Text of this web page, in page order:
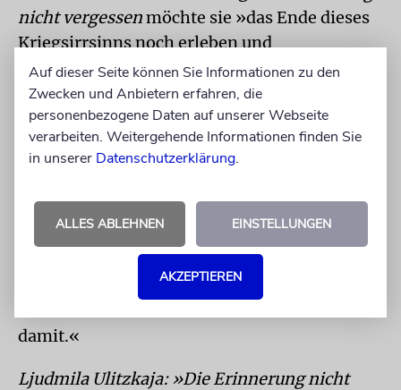
nicht vergessenmöchte sie »das Ende dieses
Kriegsirrsinns noch erleben und
zurückkehren nach Moskau, in meine
Wohnung, in die gewohnte und geliebte Welt,
in der ich mich ›am rechten Ort‹ fühle«.
Kein Wort darüber, ob dieser fragile Hort der
sitzt sie mit ihrem Computer »wie immer in
der Wohnküche«. Ruhe findet sie dort nicht:
»Ich kann nicht schlafen, denn mein Schlaf ist
gestört – der Tag beginnt mit den
damit.«
Ljudmila Ulitzkaja: »Die Erinnerung nicht
Auf dieser Seite können Sie Informationen zu den
Zwecken und Anbietern erfahren, die
personenbezogene Daten auf unserer Webseite
verarbeiten. Weitergehende Informationen finden Sie
in unserer Datenschutzerklärung.
ALLES ABLEHNEN EINSTELLUNGEN
AKZEPTIEREN